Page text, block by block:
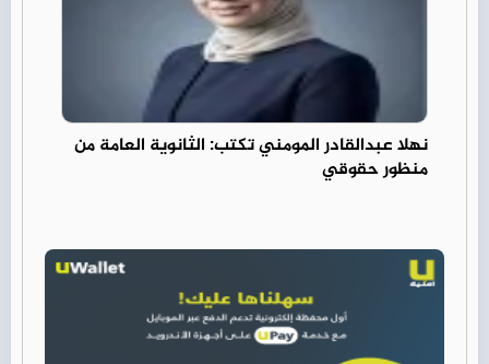
نهلا عبدالقادر المومني تكتب: الثانوية العامة من
منظور حقوقي